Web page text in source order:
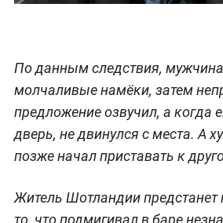
По данным следствия,
молчаливые намёки, затем
предложение озвучил, а когда
дверь, не двинулся с места. А
позже начал приставать к
Житель Шотландии предстанет
то, что подмигивал в баре